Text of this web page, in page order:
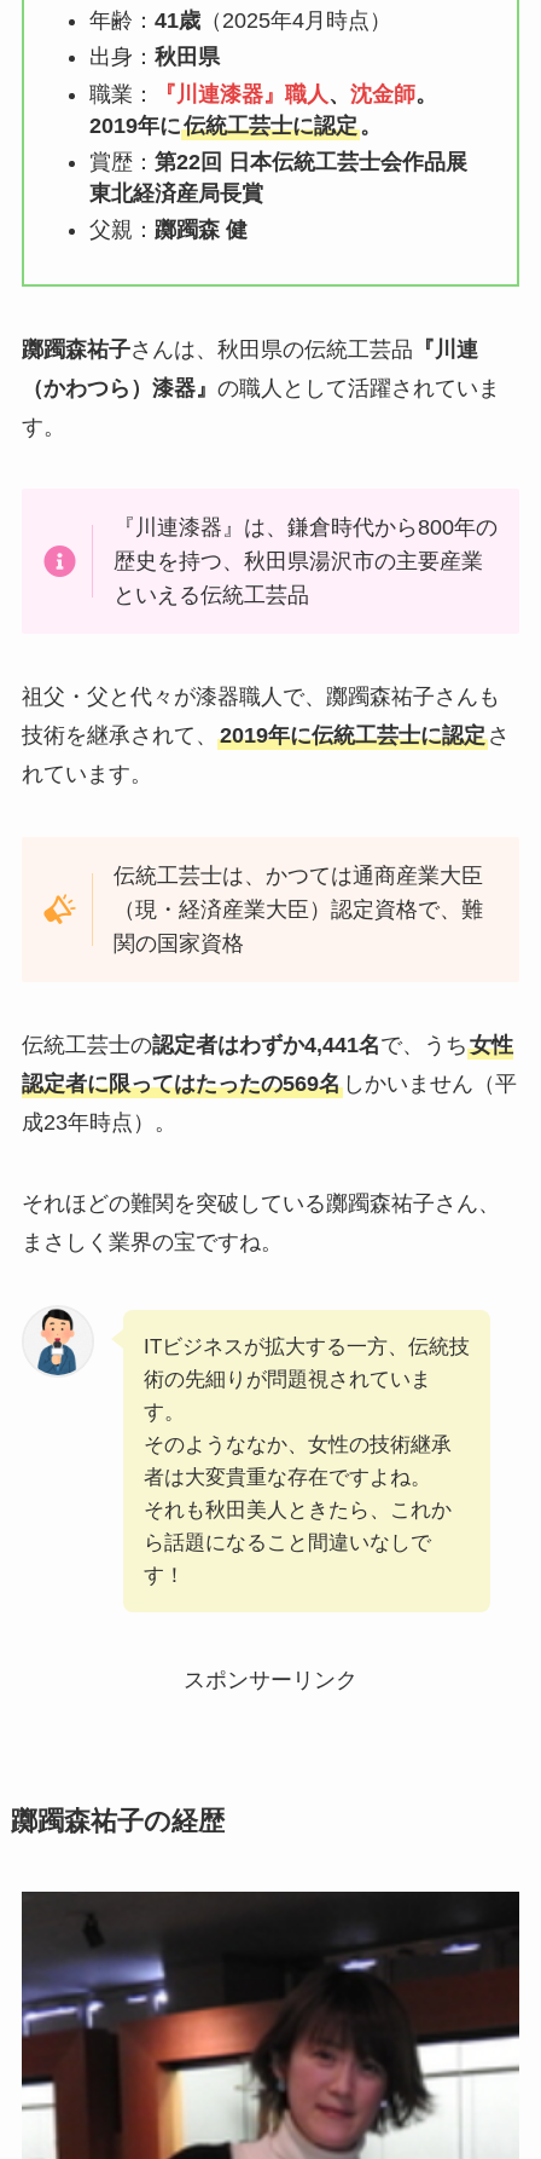
年齢： 41歳（2025年4月時点）
出身： 秋田県
職業：
『川連漆器』職人 、 沈金師。
2019年に伝統工芸士に認定。
賞歴： 第22回 日本伝統工芸士会作品展
東北経済産局長賞
父親： 躑躅森 健
躑躅森祐子さんは、秋田県の伝統工芸品 『川連
（かわつら）漆器』 の職人として活躍されていま
す。
『川連漆器』は、鎌倉時代から800年の
歴史を持つ、秋田県湯沢市の主要産業
といえる伝統工芸品
祖父・父と代々が漆器職人で、躑躅森祐子さんも
技術を継承されて、 2019年に伝統工芸士に認定さ
れています。
伝統工芸士は、かつては通商産業大臣
（現・経済産業大臣）認定資格で、難
関の国家資格
伝統工芸士の認定者はわずか4,441名で、うち女性
認定者に限ってはたったの569名しかいません（平
成23年時点）。
それほどの難関を突破している躑躅森祐子さん、
まさしく業界の宝ですね。
ITビジネスが拡大する一方、伝統技
術の先細りが問題視されていま
す。
そのようななか、女性の技術継承
者は大変貴重な存在ですよね。
それも秋田美人ときたら、これか
ら話題になること間違いなしで
す！
スポンサーリンク
躑躅森祐子の経歴